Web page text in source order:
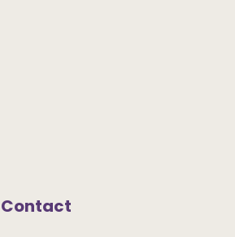
Contact